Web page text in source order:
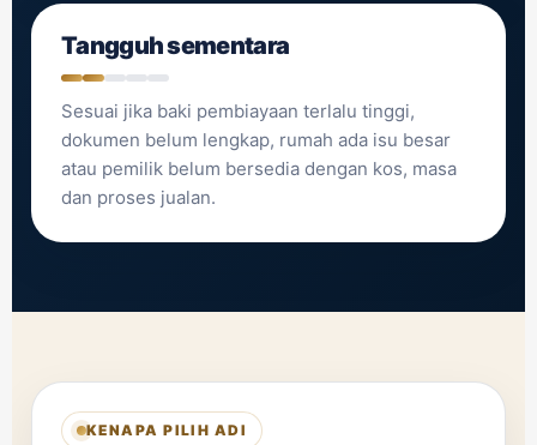
Tangguh sementara
Sesuai jika baki pembiayaan terlalu tinggi,
dokumen belum lengkap, rumah ada isu besar
atau pemilik belum bersedia dengan kos, masa
dan proses jualan.
KENAPA PILIH ADI